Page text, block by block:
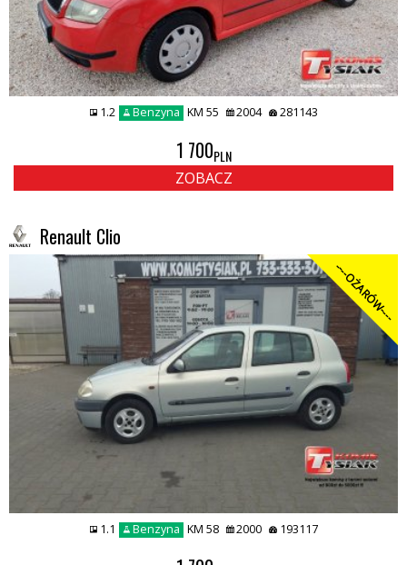
1.2 Benzyna KM 55 2004 281143
1 700PLN
ZOBACZ
Renault Clio
----OŻARÓW----
1.1 Benzyna KM 58 2000 193117